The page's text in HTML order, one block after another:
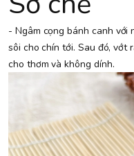
- Ngâm cọng bánh canh với
sôi cho chín tới. Sau đó, vớt
cho thơm và không dính.